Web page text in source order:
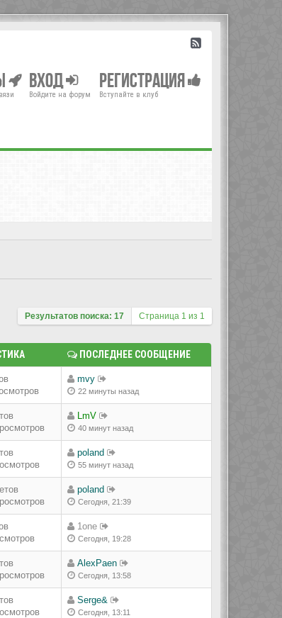
Вход
Войдите на форум
Регистрация
Вступайте в клуб
Результатов поиска: 17 Страница 1 из 1
ПОСЛЕДНЕЕ СООБЩЕНИЕ
mvy
22 минуты назад
LmV
40 минут назад
poland
55 минут назад
poland
Сегодня, 21:39
1one
Сегодня, 19:28
AlexPaen
Сегодня, 13:58
Serge&
Сегодня, 13:11